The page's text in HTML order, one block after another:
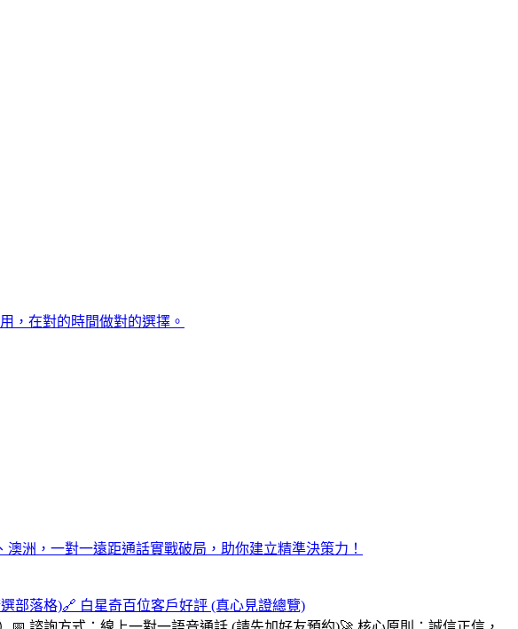
，在對的時間做對的選擇。
洲，一對一遠距通話實戰破局，助你建立精準決策力！
部落格)🔗 白星奇百位客戶好評 (真心見證總覽)